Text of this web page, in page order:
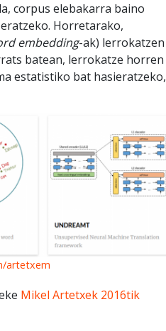
corpus elebakarra baino
Horretarako,
embedding-ak) lerrokatzen
batean, lerrokatze horren
estatistiko bat hasieratzeko,
artetxem
Mikel Artetxek 2016tik